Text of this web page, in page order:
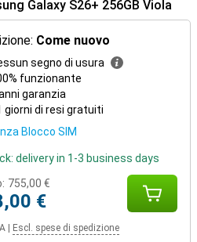
patch di sicurezza tengono lontani
Così potrete utilizzare il vostro
gli anni a venire.
Galaxy
Allora il Samsung Galaxy S26+
con loro. Accoppiate il
8, Watch Ultra o Galaxy Buds 4
intelligenti. Pensate a ricevere le
automaticamente in pausa
o a effettuare chiamate in
Tutto funziona come un tutt'uno.
Galaxy S26+ 256GB Viola
Come nuovo
segno di usura
funzionante
garanzia
giorni di resi gratuiti
Blocco SIM
delivery in 1-3 business days
755,00 €
€
Escl. spese di spedizione